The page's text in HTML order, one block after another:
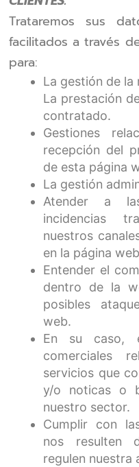
Trataremos sus
facilitados a través
para:
La gestión de la
La prestación
contratado.
Gestiones
recepción del
de esta página
La gestión
Atender a
incidencias
nuestros
en la página
Entender el
dentro de la
posibles
web.
En su caso,
comerciales
servicios que
y/o noticas o
nuestro sector.
Cumplir con
nos resulten
regulen nuestra